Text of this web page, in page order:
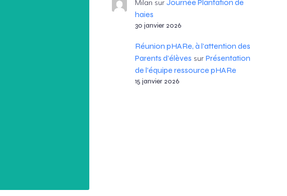
Milan sur Journée Plantation de
haies
30 janvier 2026
Réunion pHARe, à l’attention des
Parents d’élèves sur Présentation
de l’équipe ressource pHARe
15 janvier 2026